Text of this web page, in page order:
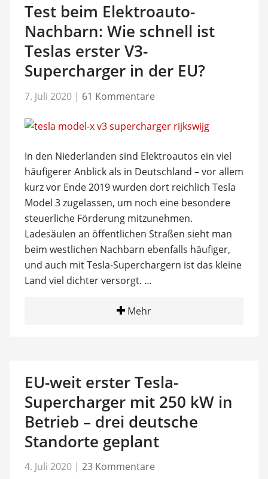
Test beim Elektroauto-
Nachbarn: Wie schnell ist
Teslas erster V3-
Supercharger in der EU?
7. Juli 2020 | 61 Kommentare
In den Niederlanden sind Elektroautos ein viel
häufigerer Anblick als in Deutschland – vor allem
kurz vor Ende 2019 wurden dort reichlich Tesla
Model 3 zugelassen, um noch eine besondere
steuerliche Förderung mitzunehmen.
Ladesäulen an öffentlichen Straßen sieht man
beim westlichen Nachbarn ebenfalls häufiger,
und auch mit Tesla-Superchargern ist das kleine
Land viel dichter versorgt. …
Mehr
EU-weit erster Tesla-
Supercharger mit 250 kW in
Betrieb – drei deutsche
Standorte geplant
4. Juli 2020 | 23 Kommentare